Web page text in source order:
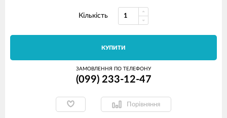
Кількість
КУПИТИ
ЗАМОВЛЕННЯ ПО ТЕЛЕФОНУ
(099) 233-12-47
Порівняння